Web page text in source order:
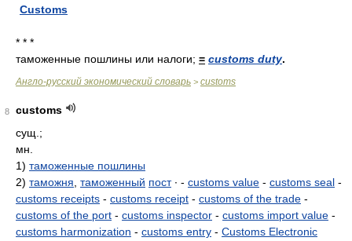
Customs
* * *
таможенные пошлины или налоги; = customs duty.
Англо-русский экономический словарь > customs
8
customs
сущ.;
мн.
1) таможенные пошлины
2) таможня таможенный пост∙ - customs value - customs seal -
customs receipts - customs receipt - customs of the trade -
customs of the port - customs inspector - customs import value -
customs harmonization - customs entry - Customs Electronic